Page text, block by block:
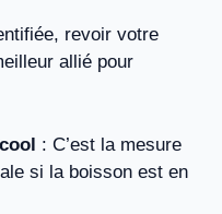
revoir votre
allié pour
: C’est la mesure
si la boisson est en